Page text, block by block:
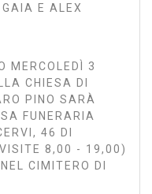
E ALEX
MERCOLEDÌ 3
CHIESA DI
PINO SARÀ
FUNERARIA
46 DI
VISITE 8,00 - 19,00)
CIMITERO DI